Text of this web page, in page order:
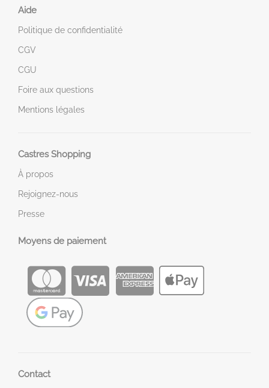
Aide
Politique de confidentialité
CGV
CGU
Foire aux questions
Mentions légales
Castres Shopping
À propos
Rejoignez-nous
Presse
Moyens de paiement
Contact